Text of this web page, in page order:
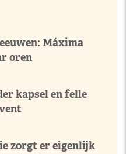
Máxima
oren
kapsel en felle
zorgt er eigenlijk